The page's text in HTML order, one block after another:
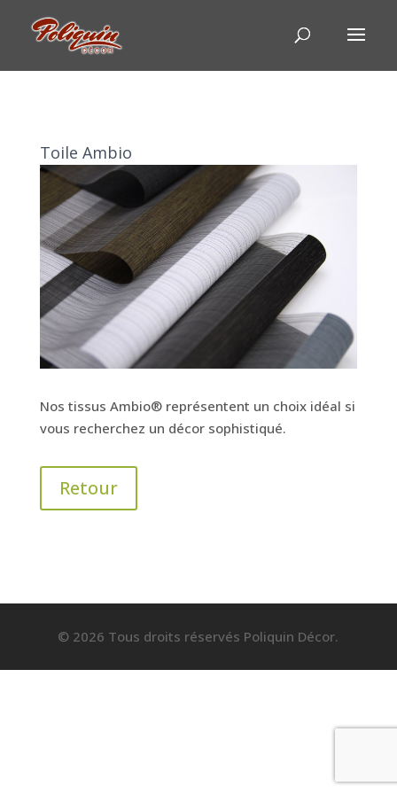
Toile Ambio
Nos tissus Ambio® représentent un choix idéal si
vous recherchez un décor sophistiqué.
Retour
© 2026 Tous droits réservés Poliquin Décor.